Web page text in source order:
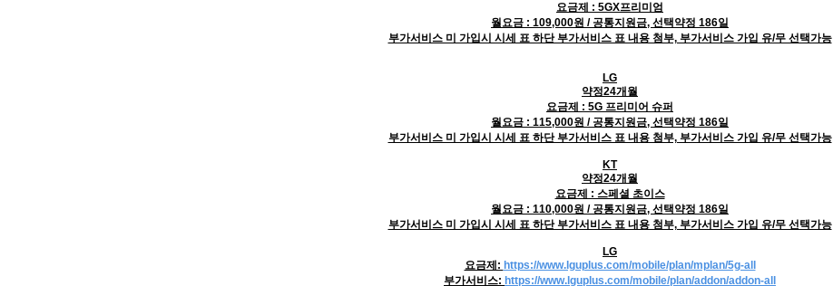
요금제 : 5GX프리미엄
월요금 : 109,000원 / 공통지원금, 선택약정 186일
부가서비스 미 가입시 시세 표 하단 부가서비스 표 내용 첨부, 부가서비스 가입 유/무 선택가능
LG
약정24개월
요금제 : 5G 프리미어 슈퍼
월요금 : 115,000원 / 공통지원금, 선택약정 186일
부가서비스 미 가입시 시세 표 하단 부가서비스 표 내용 첨부, 부가서비스 가입 유/무 선택가능
KT
약정24개월
요금제 : 스페셜 초이스
월요금 : 110,000원 / 공통지원금, 선택약정 186일
부가서비스 미 가입시 시세 표 하단 부가서비스 표 내용 첨부, 부가서비스 가입 유/무 선택가능
LG
요금제: https://www.lguplus.com/mobile/plan/mplan/5g-all
부가서비스: https://www.lguplus.com/mobile/plan/addon/addon-all